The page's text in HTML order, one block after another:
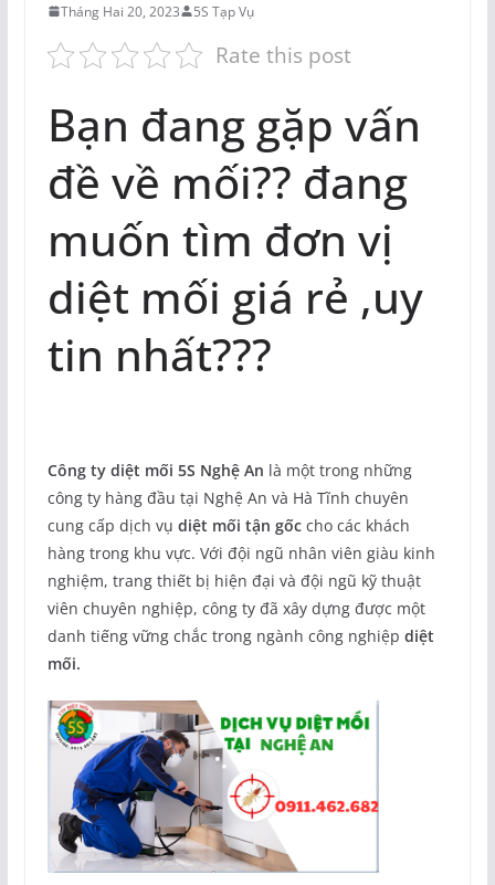
Tháng Hai 20, 2023 5S Tạp Vụ
Rate this post
Bạn đang gặp vấn
đề về mối?? đang
muốn tìm đơn vị
diệt mối giá rẻ ,uy
tin nhất???
Công ty diệt mối 5S Nghệ An là một trong những
công ty hàng đầu tại Nghệ An và Hà Tĩnh chuyên
cung cấp dịch vụ diệt mối tận gốccho các khách
hàng trong khu vực. Với đội ngũ nhân viên giàu kinh
nghiệm, trang thiết bị hiện đại và đội ngũ kỹ thuật
viên chuyên nghiệp, công ty đã xây dựng được một
danh tiếng vững chắc trong ngành công nghiệp diệt
mối.